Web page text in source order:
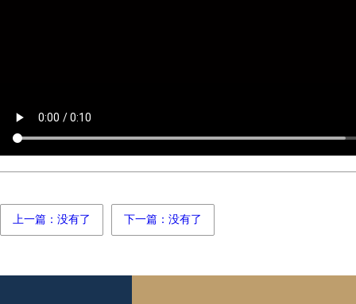
上一篇：没有了 下一篇：没有了